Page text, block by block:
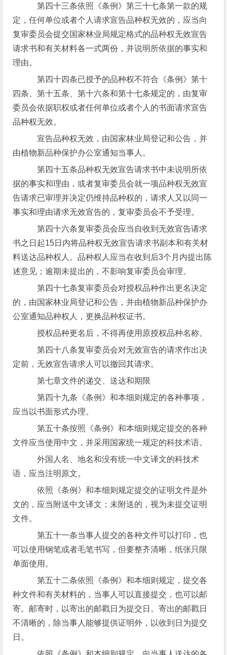
第四十三条依照《条例》第三十七条第一款的规
定，任何单位或者个人请求宣告品种权无效的，应当向
复审委员会提交国家林业局规定格式的品种权无效宣告
请求书和有关材料各一式两份，并说明所依据的事实和
理由。
第四十四条已授予的品种权不符合《条例》第十
四条、第十五条、第十六条和第十七条规定的，由复审
委员会依据职权或者任何单位或者个人的书面请求宣告
品种权无效。
宣告品种权无效，由国家林业局登记和公告，并
由植物新品种保护办公室通知当事人。
第四十五条品种权无效宣告请求书中未说明所依
据的事实和理由，或者复审委员会就一项品种权无效宣
告请求已审理并决定仍维持品种权的，请求人又以同一
事实和理由请求无效宣告的，复审委员会不予受理。
第四十六条复审委员会应当自收到无效宣告请求
书之日起15日内将品种权无效宣告请求书副本和有关材
料送达品种权人。品种权人应当在收到后3个月内提出陈
述意见；逾期未提出的，不影响复审委员会审理。
第四十七条复审委员会对授权品种作出更名决定
的，由国家林业局登记和公告，并由植物新品种保护办
公室通知品种权人，更换品种权证书。
授权品种更名后，不得再使用原授权品种名称。
第四十八条复审委员会对无效宣告的请求作出决
定前，无效宣告请求人可以撤回其请求。
第七章文件的递交、送达和期限
第四十九条《条例》和本细则规定的各种事项，
应当以书面形式办理。
第五十条按照《条例》和本细则规定提交的各种
文件应当使用中文，并采用国家统一规定的科技术语。
外国人名、地名和没有统一中文译文的科技术
语，应当注明原文。
依照《条例》和本细则规定提交的证明文件是外
文的，应当附送中文译文；未附送的，视为未提交证明
文件。
第五十一条当事人提交的各种文件可以打印，也
可以使用钢笔或者毛笔书写，但要整齐清晰，纸张只限
单面使用。
第五十二条依照《条例》和本细则规定，提交各
种文件和有关材料的，当事人可以直接提交，也可以邮
寄。邮寄时，以寄出的邮戳日为提交日。寄出的邮戳日
不清晰的，除当事人能够提供证明外，以收到日为提交
日。